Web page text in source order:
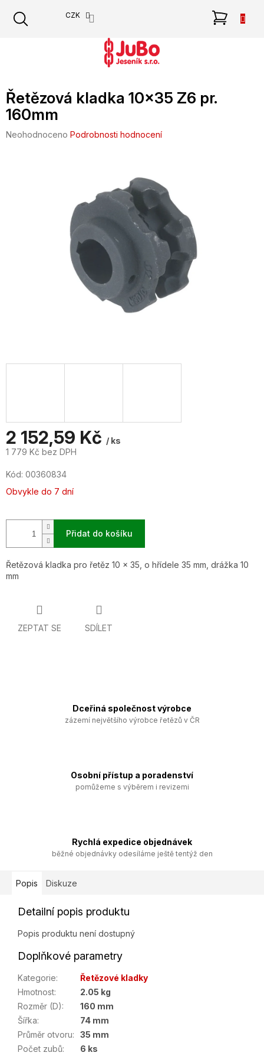
obsah
CZK
Řetězová kladka 10x35 Z6 pr.
160mm
Průměrné
Neohodnoceno Podrobnosti hodnocení
2 152,59 Kč / ks
1 779 Kč bez DPH
cena:
Kód: 00360834
Obvykle do 7 dní
Přidat do košíku
Řetězová kladka pro řetěz 10 x 35, o hřídele 35 mm, drážka 10
mm
ZEPTAT SE SDÍLET
Dceřiná společnost výrobce
zázemí největšího výrobce řetězů v ČR
Osobní přístup a poradenství
pomůžeme s výběrem i revizemi
Rychlá expedice objednávek
běžné objednávky odesíláme ještě tentýž den
Popis Diskuze
Detailní popis produktu
Popis produktu není dostupný
Doplňkové parametry
Kategorie:
Řetězové kladky
Hmotnost:
2.05 kg
Rozměr (D):
160 mm
Šířka:
74 mm
Průměr otvoru:
35 mm
Počet zubů:
6 ks